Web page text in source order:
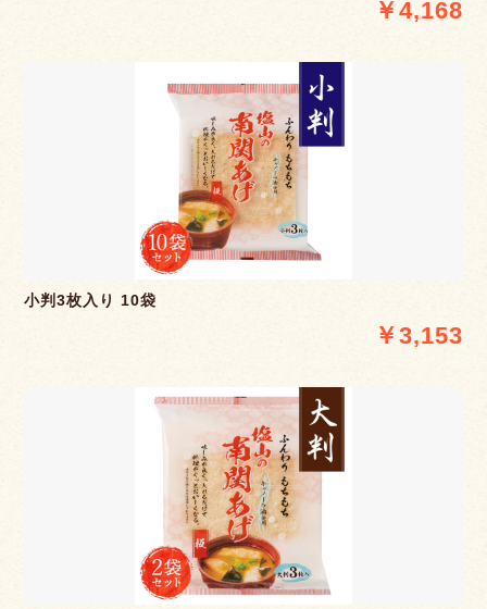
￥4,168
小判3枚入り 10袋
￥3,153